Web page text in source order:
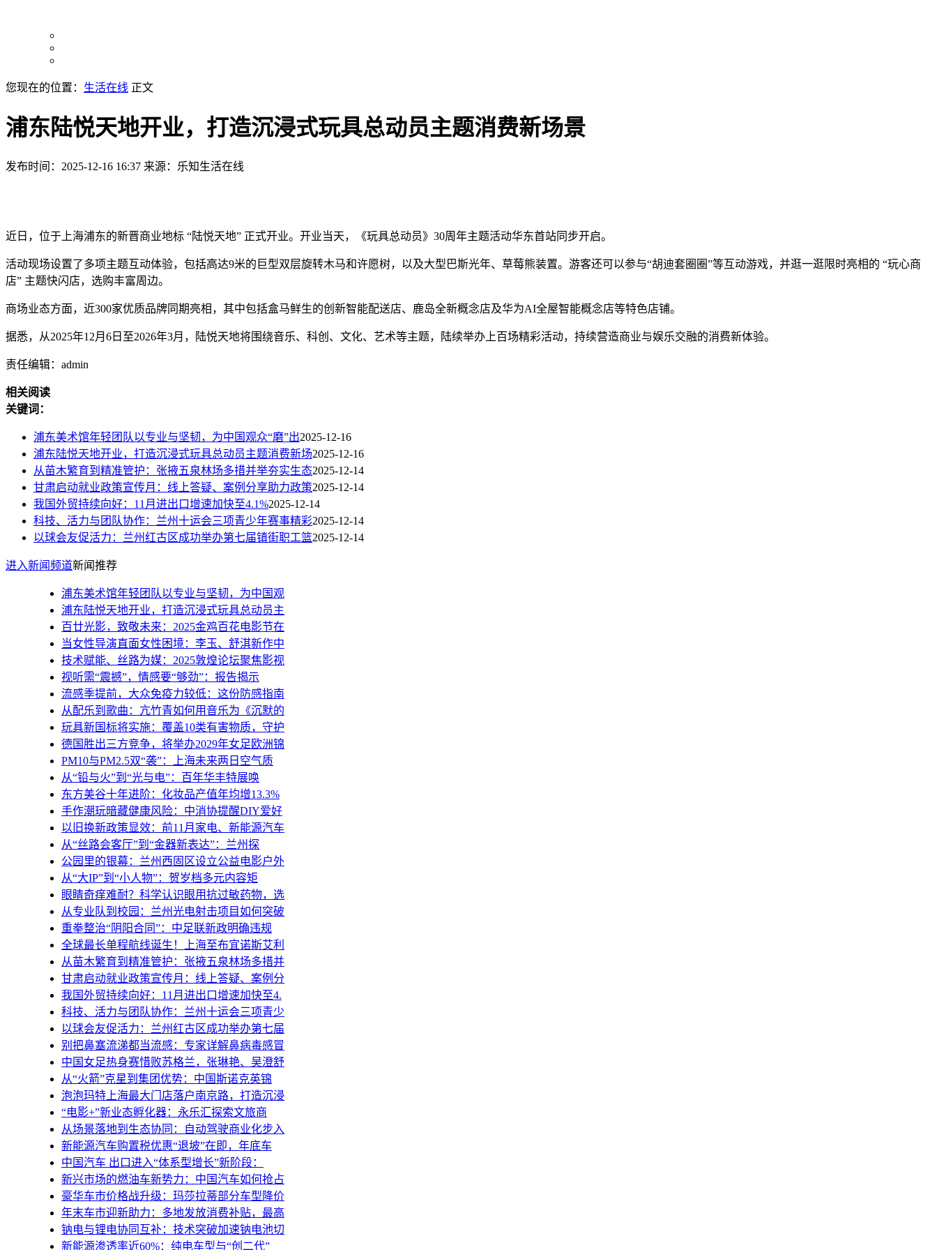
您现在的位置： 生活在线 正文
浦东陆悦天地开业，打造沉浸式玩具总动员主题消费新场景
发布时间：2025-12-16 16:37 来源：乐知生活在线
近日，位于上海浦东的新晋商业地标 “陆悦天地” 正式开业。开业当天，《玩具总动员》30周年主题活动华东首站同步开启。
活动现场设置了多项主题互动体验，包括高达9米的巨型双层旋转木马和许愿树，以及大型巴斯光年、草莓熊装置。游客还可以参与“胡迪套圈圈”等互动游戏，并逛一逛限时亮相的 “玩心商
店” 主题快闪店，选购丰富周边。
商场业态方面，近300家优质品牌同期亮相，其中包括盒马鲜生的创新智能配送店、鹿岛全新概念店及华为AI全屋智能概念店等特色店铺。
据悉，从2025年12月6日至2026年3月，陆悦天地将围绕音乐、科创、文化、艺术等主题，陆续举办上百场精彩活动，持续营造商业与娱乐交融的消费新体验。
责任编辑：admin
相关阅读
关键词：
浦东美术馆年轻团队以专业与坚韧，为中国观众“磨”出2025-12-16
浦东陆悦天地开业，打造沉浸式玩具总动员主题消费新场2025-12-16
从苗木繁育到精准管护：张掖五泉林场多措并举夯实生态2025-12-14
甘肃启动就业政策宣传月：线上答疑、案例分享助力政策2025-12-14
我国外贸持续向好：11月进出口增速加快至4.1%2025-12-14
科技、活力与团队协作：兰州十运会三项青少年赛事精彩2025-12-14
以球会友促活力：兰州红古区成功举办第七届镇街职工篮2025-12-14
进入新闻频道新闻推荐
浦东美术馆年轻团队以专业与坚韧，为中国观
浦东陆悦天地开业，打造沉浸式玩具总动员主
百廿光影，致敬未来：2025金鸡百花电影节在
当女性导演直面女性困境：李玉、舒淇新作中
技术赋能、丝路为媒：2025敦煌论坛聚焦影视
视听需“震撼”，情感要“够劲”：报告揭示
流感季提前，大众免疫力较低：这份防感指南
从配乐到歌曲：亢竹青如何用音乐为《沉默的
玩具新国标将实施：覆盖10类有害物质，守护
德国胜出三方竞争，将举办2029年女足欧洲锦
PM10与PM2.5双“袭”：上海未来两日空气质
从“铅与火”到“光与电”：百年华丰特展唤
东方美谷十年进阶：化妆品产值年均增13.3%
手作潮玩暗藏健康风险：中消协提醒DIY爱好
以旧换新政策显效：前11月家电、新能源汽车
从“丝路会客厅”到“金器新表达”：兰州探
公园里的银幕：兰州西固区设立公益电影户外
从“大IP”到“小人物”：贺岁档多元内容矩
眼睛奇痒难耐？科学认识眼用抗过敏药物，选
从专业队到校园：兰州光电射击项目如何突破
重拳整治“阴阳合同”：中足联新政明确违规
全球最长单程航线诞生！上海至布宜诺斯艾利
从苗木繁育到精准管护：张掖五泉林场多措并
甘肃启动就业政策宣传月：线上答疑、案例分
我国外贸持续向好：11月进出口增速加快至4.
科技、活力与团队协作：兰州十运会三项青少
以球会友促活力：兰州红古区成功举办第七届
别把鼻塞流涕都当流感：专家详解鼻病毒感冒
中国女足热身赛惜败苏格兰，张琳艳、吴澄舒
从“火箭”克星到集团优势：中国斯诺克英锦
泡泡玛特上海最大门店落户南京路，打造沉浸
“电影+”新业态孵化器：永乐汇探索文旅商
从场景落地到生态协同：自动驾驶商业化步入
新能源汽车购置税优惠“退坡”在即，年底车
中国汽车 出口进入“体系型增长”新阶段：
新兴市场的燃油车新势力：中国汽车如何抢占
豪华车市价格战升级：玛莎拉蒂部分车型降价
年末车市迎新助力：多地发放消费补贴，最高
钠电与锂电协同互补：技术突破加速钠电池切
新能源渗透率近60%：纯电车型与“创二代”